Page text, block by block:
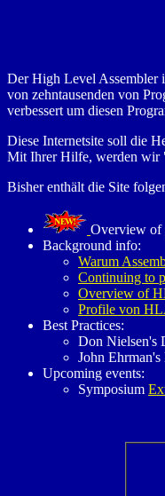
Der High Level Assembler
von zehntausenden von
verbessert um diesen
Diese Internetsite soll die
Mit Ihrer Hilfe, werden wir
Bisher enthält die Site
Overview of
Background info:
Warum
Continuing to
Overview of
Profile von
Best Practices:
Don Nielsen's
John
Upcoming events:
Symposium